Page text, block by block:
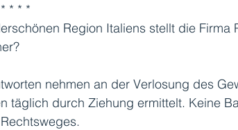
* * *
Region Italiens stellt die Firma
nehmen an der Verlosung des
täglich durch Ziehung ermittelt. Keine